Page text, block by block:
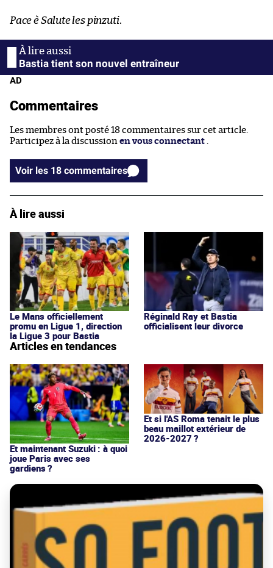
Pace è Salute les pinzuti.
Bastia tient son nouvel entraîneur
AD
Commentaires
Les membres ont posté 18 commentaires sur cet article.
Participez à la discussion en vous connectant
Voir les 18 commentaires
À lire aussi
Le Mans officiellement
promu en Ligue 1, direction
la Ligue 3 pour Bastia
Réginald Ray et Bastia
officialisent leur divorce
Articles en tendances
Et maintenant Suzuki : à quoi
joue Paris avec ses
gardiens ?
Et si l'AS Roma tenait le plus
beau maillot extérieur de
2026-2027 ?